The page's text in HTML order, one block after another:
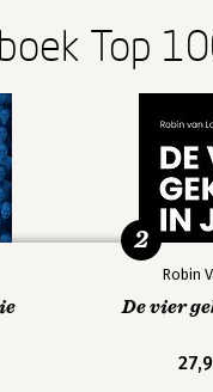
Top
Robin
De vier
2